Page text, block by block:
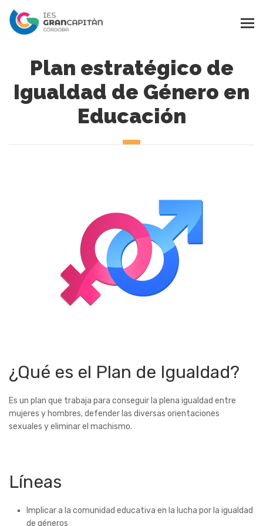
Plan estratégico de
Igualdad de Género en
Educación
¿Qué es el Plan de Igualdad?
Es un plan que trabaja para conseguir la plena igualdad entre
mujeres y hombres, defender las diversas orientaciones
sexuales y eliminar el machismo.
Líneas
Implicar a la comunidad educativa en la lucha por la igualdad
de géneros